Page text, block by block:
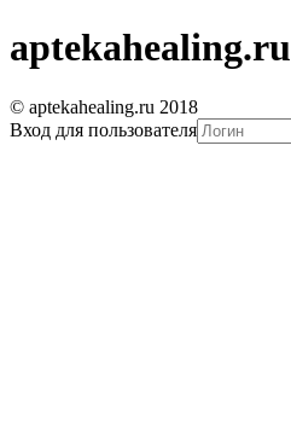
aptekahealing.ru
© aptekahealing.ru 2018
Вход для пользователя